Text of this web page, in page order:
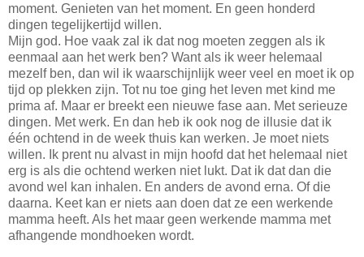
moment. Genieten van het moment. En geen honderd
dingen tegelijkertijd willen.
Mijn god. Hoe vaak zal ik dat nog moeten zeggen als ik
eenmaal aan het werk ben? Want als ik weer helemaal
mezelf ben, dan wil ik waarschijnlijk weer veel en moet ik op
tijd op plekken zijn. Tot nu toe ging het leven met kind me
prima af. Maar er breekt een nieuwe fase aan. Met serieuze
dingen. Met werk. En dan heb ik ook nog de illusie dat ik
één ochtend in de week thuis kan werken. Je moet niets
willen. Ik prent nu alvast in mijn hoofd dat het helemaal niet
erg is als die ochtend werken niet lukt. Dat ik dat dan die
avond wel kan inhalen. En anders de avond erna. Of die
daarna. Keet kan er niets aan doen dat ze een werkende
mamma heeft. Als het maar geen werkende mamma met
afhangende mondhoeken wordt.